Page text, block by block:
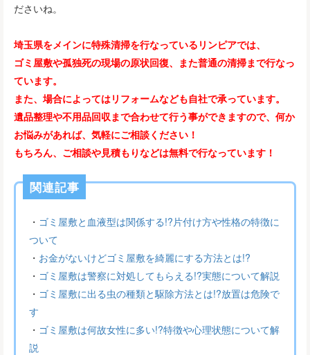
ださいね。
埼玉県をメインに特殊清掃を行なっているリンピアでは、
ゴミ屋敷や孤独死の現場の原状回復、また普通の清掃まで行なっ
ています。
また、場合によってはリフォームなども自社で承っています。
遺品整理や不用品回収まで合わせて行う事ができますので、何か
お悩みがあれば、気軽にご相談ください！
もちろん、ご相談や見積もりなどは無料で行なっています！
関連記事
・ ゴミ屋敷と血液型は関係する!?片付け方や性格の特徴に
ついて
・ お金がないけどゴミ屋敷を綺麗にする方法とは!?
・ ゴミ屋敷は警察に対処してもらえる!?実態について解説
・ ゴミ屋敷に出る虫の種類と駆除方法とは!?放置は危険で
す
・ ゴミ屋敷は何故女性に多い!?特徴や心理状態について解
説